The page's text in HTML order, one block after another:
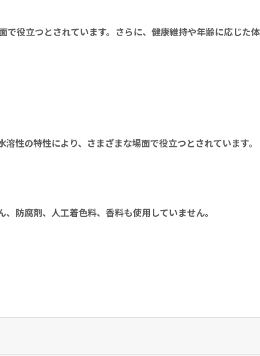
役立つとされています。さらに、健康維持や年齢に応じた
性の特性により、さまざまな場面で役立つとされています。
防腐剤、人工着色料、香料も使用していません。